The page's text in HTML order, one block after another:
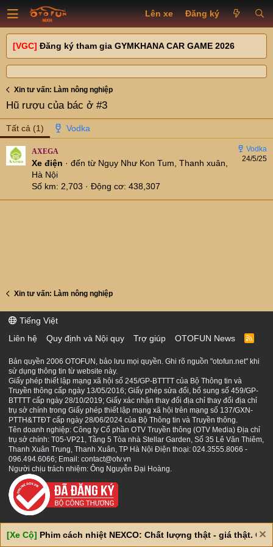
Lên xe Đăng ký
[VGC] Đăng ký tham gia GYMKHANA CAR GAME 2026
Xin tư vấn: Làm nông nghiệp
Hũ rượu của bác ở #3
Tất cả (1)
24/5/25
AXEGA
Xe điện · đến từ Ngụy Như Kon Tum, Thanh xuân,
Hà Nội
Số km 2,703 Động cơ 438,307
Xin tư vấn: Làm nông nghiệp
Tiếng Việt
Liên hệ
Quy định và Nội quy Trợ giúp OTOFUN News
R
S
Bản quyền 2006 OTOFUN, bảo lưu mọi quyền. Ghi rõ nguồn "otofun.net" khi
sử dụng thông tin từ website này.
Giấy phép thiết lập mạng xã hội số 245/GP-BTTTT của Bộ Thông tin và
Truyền thông cấp ngày 13/05/2016; Giấy phép sửa đổi, bổ sung số 459/GP-
BTTTT cấp ngày 28/10/2019; Giấy xác nhận thay đổi địa chỉ thay đổi địa chỉ
trụ sở chính trong Giấy phép thiết lập mạng xã hội trên mạng số 137/GXN-
PTTH&TTĐT cấp ngày 28/06/2024 của Bộ Thông tin và Truyền thông.
Tên doanh nghiệp: Công ty Cổ phần OTV Truyền thông (OTV Media) Địa chỉ
trụ sở chính: T05-VP21, Tầng 5 Tòa nhà Stellar Garden, Số 35 Lê Văn Thiêm,
Thanh Xuân Trung, Thanh Xuân, TP Hà Nội Điện thoại: 024.3555.8066 -
096.494.6066; Email: contact@otv.vn
Người chịu trách nhiệm: Ông Nguyễn Đại Hoàng.
[Xe Cộ] Phim cách nhiệt NEXCO: Chất lượng thật - giá thật. Giá